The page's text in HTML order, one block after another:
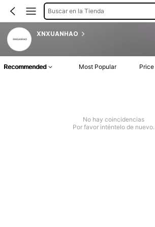
Buscar en la Tienda
XNXUANHAO
Recommended Most Popular Price
No hay coincidencias
Por favor inténtelo de nuevo.